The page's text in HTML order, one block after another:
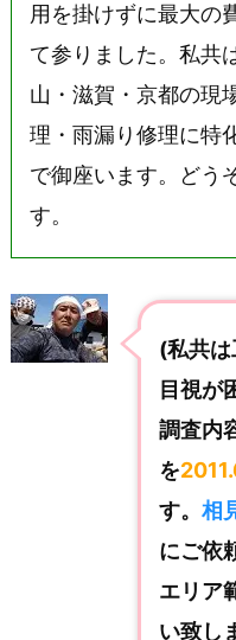
用を掛けずに最大の
て参りました。私共
山・滋賀・京都の現
理・雨漏り修理に特
で御座います。どう
す。
(私共
目視が
調査内
を
す。 相
にご依
エリア
い致し